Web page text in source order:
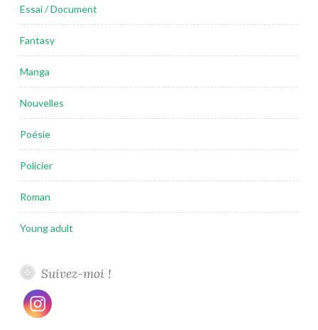
Essai / Document
Fantasy
Manga
Nouvelles
Poésie
Policier
Roman
Young adult
Suivez-moi !